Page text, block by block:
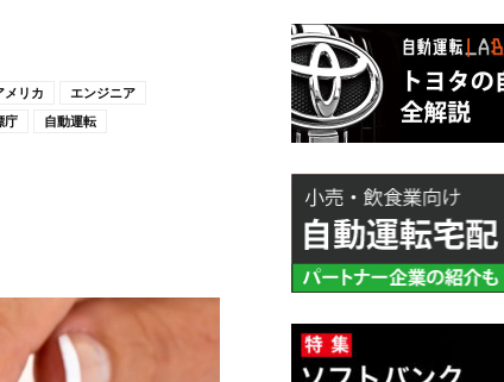
メリカ
エンジニア
庁 自動運転